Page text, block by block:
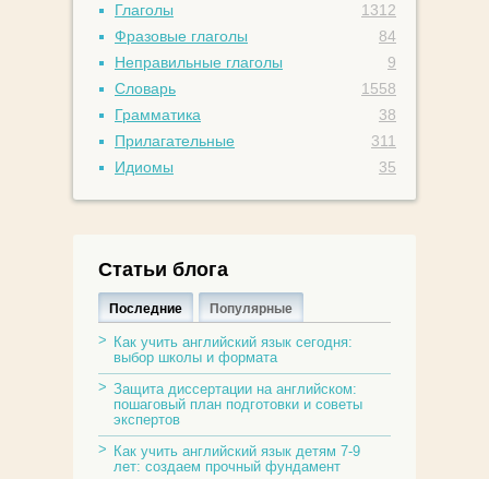
Глаголы
1312
Фразовые глаголы
84
Неправильные глаголы
9
Словарь
1558
Грамматика
38
Прилагательные
311
Идиомы
35
Статьи блога
Последние Популярные
Как учить английский язык сегодня:
выбор школы и формата
Защита диссертации на английском:
пошаговый план подготовки и советы
экспертов
Как учить английский язык детям 7-9
лет: создаем прочный фундамент